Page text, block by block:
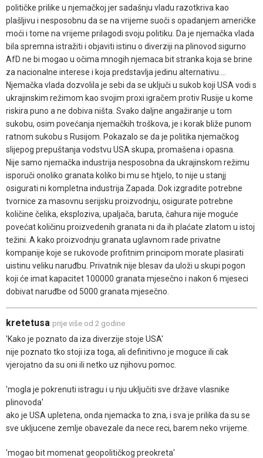
političke prilike u njemačkoj jer sadašnju vladu razotkriva kao
plašljivu i nesposobnu da se na vrijeme suoči s opadanjem američke
moći i tome na vrijeme prilagodi svoju politiku. Da je njemačka vlada
bila spremna istražiti i objaviti istinu o diverziji na plinovod sigurno
AfD ne bi mogao u očima mnogih njemaca bit stranka koja se brine
za nacionalne interese i koja predstavlja jedinu alternativu....
Njemačka vlada dozvolila je sebi da se uključi u sukob koji USA vodi s
ukrajinskim režimom kao svojim proxi igračem protiv Rusije u kome
riskira puno a ne dobiva ništa. Svako daljne angažiranje u tom
sukobu, osim povećanja njemačkih troškova, je i korak bliže punom
ratnom sukobu s Rusijom. Pokazalo se da je politika njemačkog
slijepog prepuštanja vodstvu USA skupa, promašena i opasna.
Nije samo njemačka industrija nesposobna da ukrajinskom režimu
isporuči onoliko granata koliko bi mu se htjelo, to nije u stanjj
osigurati ni kompletna industrija Zapada. Dok izgradite potrebne
tvornice za masovnu serijsku proizvodnju, osigurate potrebne
količine čelika, eksploziva, upaljača, baruta, čahura nije moguće
povećat količinu proizvedenih granata ni da ih plaćate zlatom u istoj
težini. A kako proizvodnju granata uglavnom rade privatne
kompanije koje se rukovode profitnim principom morate plasirati
uistinu veliku naruđbu. Privatnik nije blesav da uloži u skupi pogon
koji će imat kapacitet 100000 granata mjesečno i nakon 6 mjeseci
dobivat naruđbe od 5000 granata mjesečno.
kretetusa prije više od 2 godine
'Kako je poznato da iza diverzije stoje USA'
nije poznato tko stoji iza toga, ali definitivno je moguce ili cak
vjerojatno da su oni ili netko uz njihovu pomoc.
'mogla je pokrenuti istragu i u nju uključiti sve države vlasnike
plinovoda'
ako je USA upletena, onda njemacka to zna, i sva je prilika da su se
sve ukljucene zemlje obavezale da nece reci, barem neko vrijeme.
'mogao bit momenat geopolitičkog preokreta'